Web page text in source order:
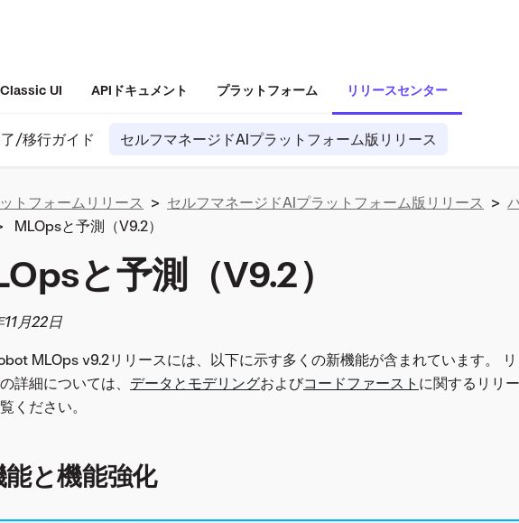
Classic UI APIドキュメント プラットフォーム リリースセンター
/移行ガイド セルフマネージドAIプラットフォーム版リリース
トフォームリリース > セルフマネージドAIプラットフォーム版リリース >
MLOpsと予測（V9.2）
と予測（V9.2）
月22日
MLOps v9.2リリースには、以下に示す多くの新機能が含まれています。
詳細については、 データとモデリングおよびコードファースト に関するリリ
ください。
能と機能強化